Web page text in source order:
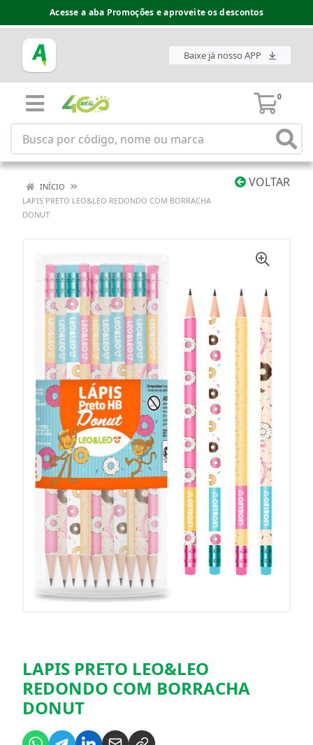
Acesse a aba Promoções e aproveite os descontos
Baixe já nosso APP
0
VOLTAR
INÍCIO
LAPIS PRETO LEO&LEO REDONDO COM BORRACHA
DONUT
LAPIS PRETO LEO&LEO
REDONDO COM BORRACHA
DONUT